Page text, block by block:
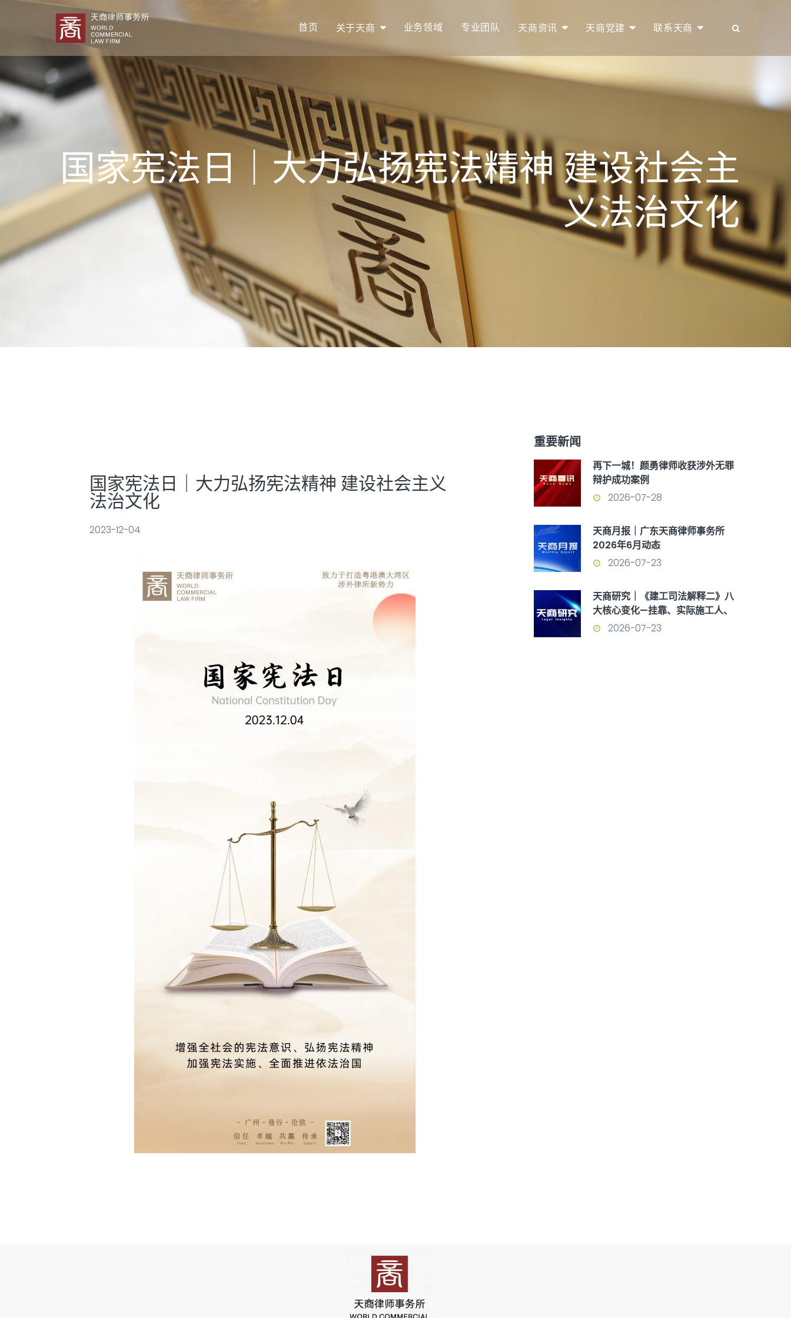
首页 关于天商 业务领域 专业团队 天商资讯 天商党建 联系天商
国家宪法日｜大力弘扬宪法精神 建设社会主
义法治文化
国家宪法日｜大力弘扬宪法精神 建设社会主义
法治文化
2023-12-04
重要新闻
再下一城！颜勇律师收获涉外无罪
辩护成功案例
2026-07-28
天商月报｜广东天商律师事务所
2026年6月动态
2026-07-23
天商研究｜《建工司法解释二》八
大核心变化—挂靠、实际施工人、
优先受偿权全面重构
2026-07-23